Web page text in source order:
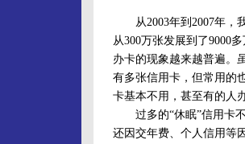
从2003年到2007年，
从300万张发展到了9000
办卡的现象越来越普遍。
有多张信用卡，但常用的
卡基本不用，甚至有的人
过多的“休眠”信用卡不
还因交年费、个人信用等